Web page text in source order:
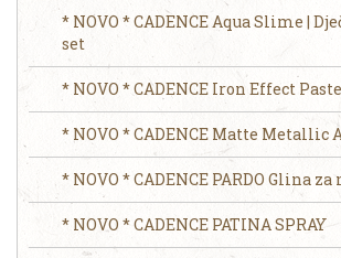
* NOVO * CADENCE Aqua Slime |
set
* NOVO * CADENCE Iron Effect Paste
* NOVO * CADENCE Matte Metallic
* NOVO * CADENCE PARDO Glina
* NOVO * CADENCE PATINA SPRAY